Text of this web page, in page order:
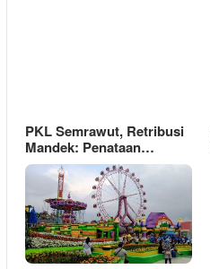
PKL Semrawut, Retribusi
Mandek: Penataan…